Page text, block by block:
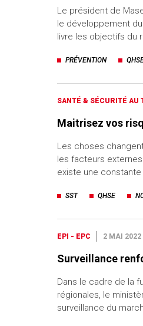
Le président de
le développement
livre les objectifs du
PRÉVENTION
SANTÉ & SÉCURITÉ AU
Maitrisez vos
Les choses
les facteurs
existe une constante
SST QHSE
EPI - EPC 2 MAI 2022
Surveillance
Dans le cadre de la
régionales, le
surveillance du